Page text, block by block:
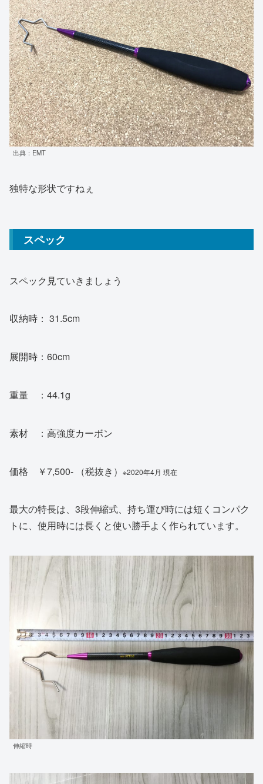
出典：EMT
独特な形状ですねぇ
スペック
スペック見ていきましょう
収納時： 31.5cm
展開時：60cm
重量 ：44.1g
素材 ：高強度カーボン
価格 ￥7,500- （税抜き） ※2020年4月 現在
最大の特長は、3段伸縮式、持ち運び時には短くコンパク
トに、使用時には長くと使い勝手よく作られています。
伸縮時